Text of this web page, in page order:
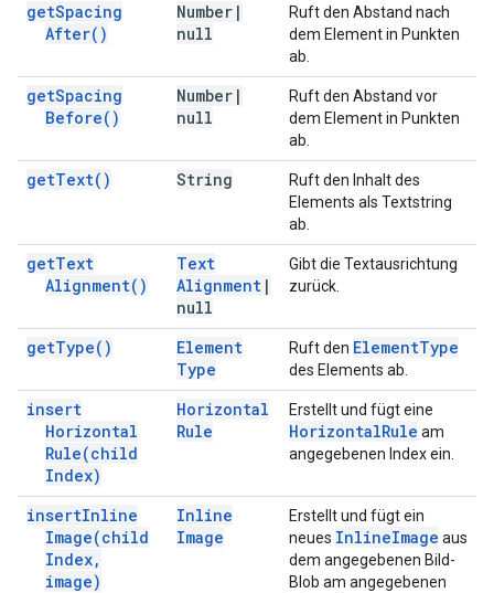
getSpacing
After( )
Number |
null
Ruft den Abstand nach
dem Element in Punkten
ab.
getSpacing
Before( )
Number |
null
Ruft den Abstand vor
dem Element in Punkten
ab.
getText( ) String
Ruft den Inhalt des
Elements als Textstring
ab.
getText
Alignment( )
Text
Alignment |
null
Gibt die Textausrichtung
zurück.
getType( )
Element
Type
Ruft den ElementType
des Elements ab.
insert
Horizontal
Rule(child
Index)
Horizontal
Rule
Erstellt und fügt eine
HorizontalRule am
angegebenen Index ein.
insertInline
Image(child
Index,
image)
Inline
Image
Erstellt und fügt ein
neues InlineImage aus
dem angegebenen Bild-
Blob am angegebenen